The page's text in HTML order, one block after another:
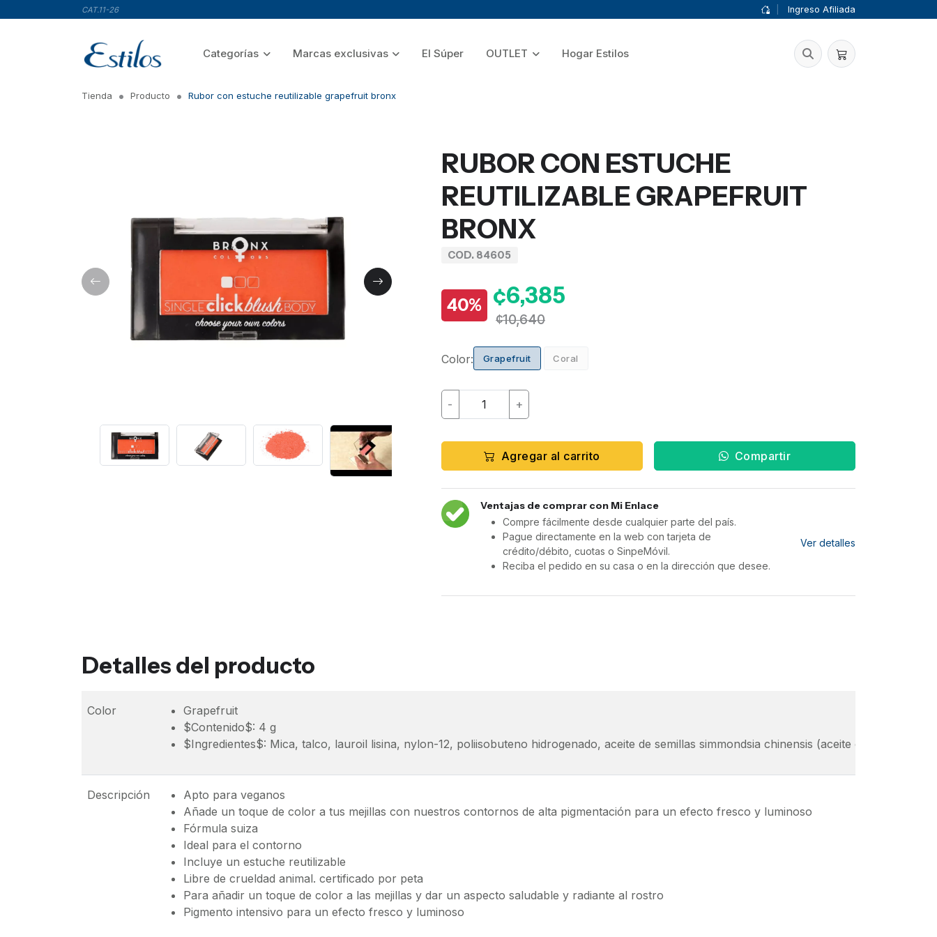
CAT.11-26 Ingreso Afiliada
Categorías Marcas exclusivas El Súper OUTLET Hogar Estilos
Tienda Producto Rubor con estuche reutilizable grapefruit bronx
RUBOR CON ESTUCHE
REUTILIZABLE GRAPEFRUIT
BRONX
COD. 84605
40% ¢6,385
¢10,640
Color: Grapefruit Coral
- +
Agregar al carrito Compartir
Ventajas de comprar con Mi Enlace
Compre fácilmente desde cualquier parte del país.
Pague directamente en la web con tarjeta de
crédito/débito, cuotas o SinpeMóvil.
Reciba el pedido en su casa o en la dirección que desee.
Ver detalles
Detalles del producto
Color
Grapefruit
$Contenido$: 4 g
$Ingredientes$: Mica, talco, lauroil lisina, nylon-12, poliisobuteno hidrogenado, aceite de semillas simmondsia chinensis (aceite de jojoba),
Descripción
Apto para veganos
Añade un toque de color a tus mejillas con nuestros contornos de alta pigmentación para un efecto fresco y luminoso
Fórmula suiza
Ideal para el contorno
Incluye un estuche reutilizable
Libre de crueldad animal. certificado por peta
Para añadir un toque de color a las mejillas y dar un aspecto saludable y radiante al rostro
Pigmento intensivo para un efecto fresco y luminoso